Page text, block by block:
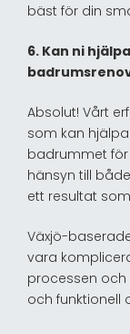
bäst för din
6. Kan ni
Absolut! Vårt
som kan
badrummet
hänsyn till
ett resultat
Växjö-
vara
processen
och funktionell